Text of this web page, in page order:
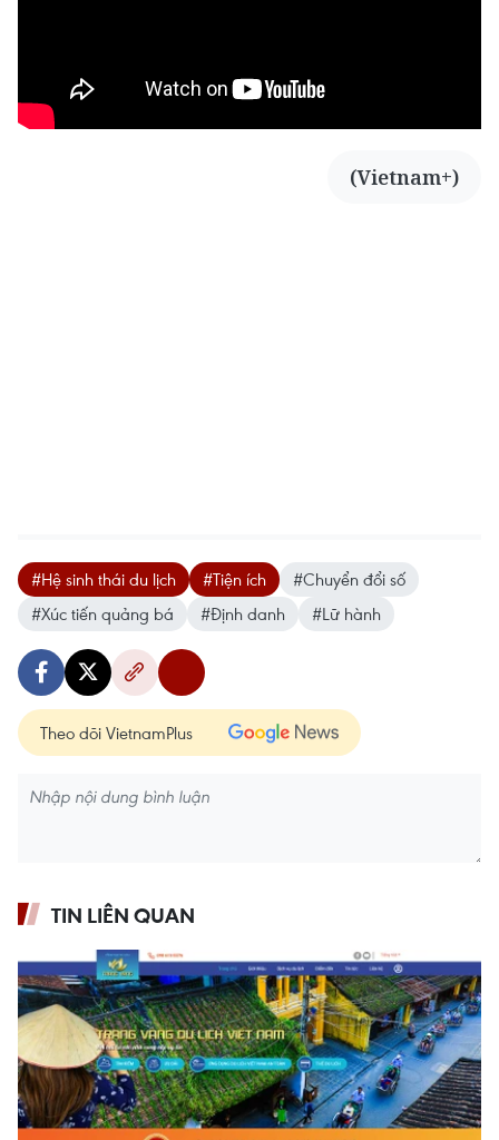
(Vietnam+)
#Hệ sinh thái du lịch #Tiện ích
#Chuyển đổi số
#Xúc tiến quảng bá
#Định danh #Lữ hành
Theo dõi VietnamPlus
TIN LIÊN QUAN